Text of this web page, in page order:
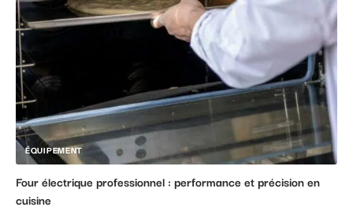
ÉQUIPEMENT
Four électrique professionnel : performance et précision en
cuisine